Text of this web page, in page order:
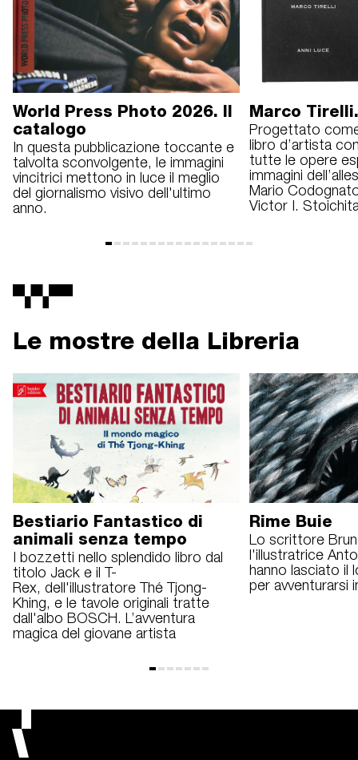
World Press Photo 2026. Il
catalogo
In questa pubblicazione toccante e
talvolta sconvolgente, le immagini
vincitrici mettono in luce il meglio
del giornalismo visivo dell'ultimo
anno.
Marco
Progettato
libro d’artista
tutte le opere
immagini
Mario
Victor I.
Le mostre della Libreria
Bestiario Fantastico di
animali senza tempo
I bozzetti nello splendido libro dal
titolo Jack e il T-
Rex, dell'illustratore Thé Tjong-
Khing, e le tavole originali tratte
dall'albo BOSCH. L’avventura
magica del giovane artista
Rime Buie
Lo scrittore
l'illustratrice
hanno lasciato il
per avventurarsi